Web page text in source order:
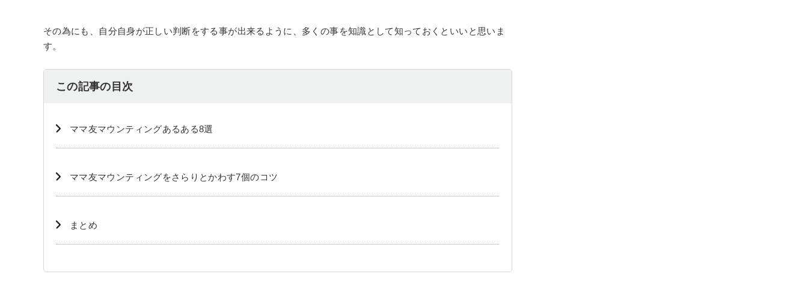
その為にも、自分自身が正しい判断をする事が出来るように、多くの事を知識として知っておくといいと思いま
す。
この記事の目次
ママ友マウンティングあるある8選
ママ友マウンティングをさらりとかわす7個のコツ
まとめ